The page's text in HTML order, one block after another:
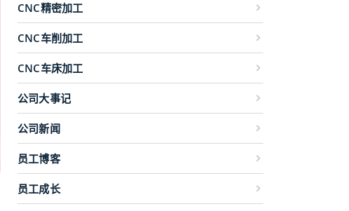
CNC精密加工
CNC车削加工
CNC车床加工
公司大事记
公司新闻
员工博客
员工成长